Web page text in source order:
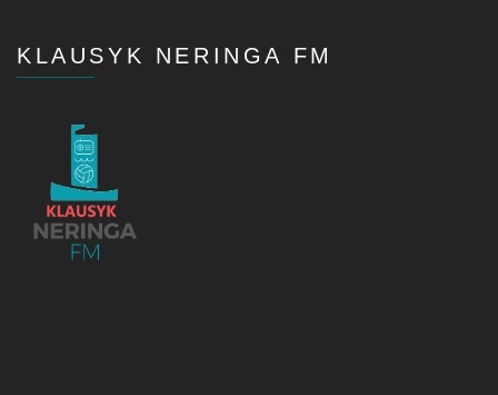
KLAUSYK NERINGA FM